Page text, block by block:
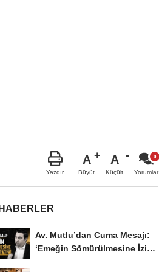
Yazdır
A
Büyüt
A
Küçült Yorumlar
Av. Mutlu’dan Cuma Mesajı:
‘Emeğin Sömürülmesine İzin